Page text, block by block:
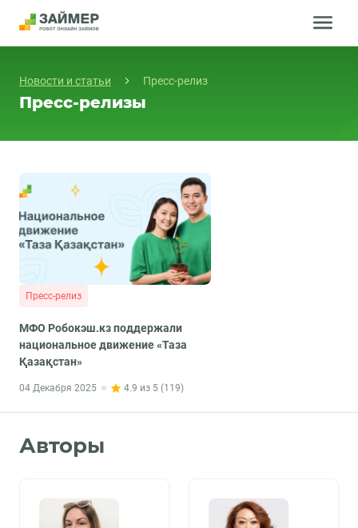
КАК ВЗЯТЬ
КАК ВЕРНУТЬ
О РОБОТЕ
СПРАВКА
НОВОСТИ И СТАТЬИ
БЕЗОПАСНОСТЬ
КОНТАКТЫ
+7 (775) 0300-24-7
Новости и статьи Пресс-релиз
Пресс-релизы
Пресс-релиз
МФО Робокэш.кз поддержали
национальное движение «Таза
Қазақстан»
04 Декабря 2025 4.9 из 5 (119)
Авторы